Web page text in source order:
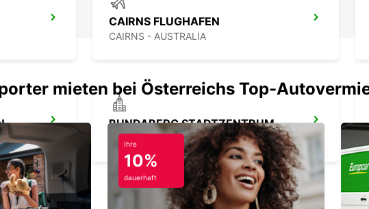
CAIRNS FLUGHAFEN
CAIRNS - AUSTRALIA
BUNDABERG STADTZENTRUM
BUNDABERG - AUSTRALIA
mieten bei Österreichs Top-
Ihre
10%
dauerhaft